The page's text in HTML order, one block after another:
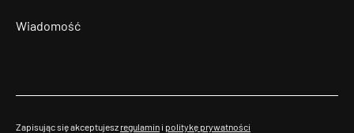
Zapisując się akceptujesz regulamin i politykę prywatności